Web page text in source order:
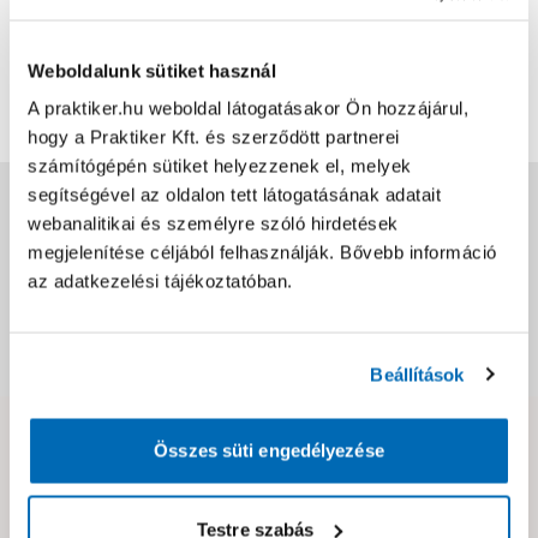
Weboldalunk sütiket használ
A praktiker.hu weboldal látogatásakor Ön hozzájárul,
hogy a Praktiker Kft. és szerződött partnerei
számítógépén sütiket helyezzenek el, melyek
segítségével az oldalon tett látogatásának adatait
webanalitikai és személyre szóló hirdetések
megjelenítése céljából felhasználják. Bővebb információ
az adatkezelési tájékoztatóban.
Beállítások
Összes süti engedélyezése
Testre szabás
Értékelés írása
Jótállás, szavatosság
Csomagolási és súly információk
Hibát találtál az oldalon vagy a termék leírásában?
Kérjük jelezd nekünk!